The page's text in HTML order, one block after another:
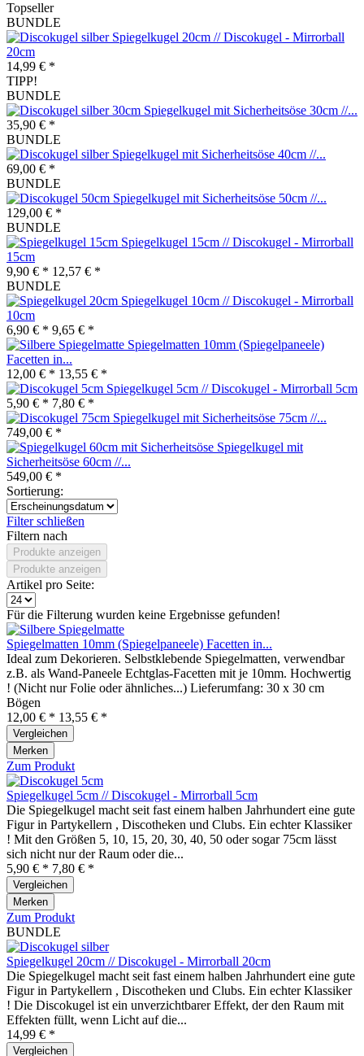
Topseller
BUNDLE
Spiegelkugel 20cm // Discokugel - Mirrorball
20cm
14,99 € *
TIPP!
BUNDLE
Spiegelkugel mit Sicherheitsöse 30cm //...
35,90 € *
BUNDLE
Spiegelkugel mit Sicherheitsöse 40cm //...
69,00 € *
BUNDLE
Spiegelkugel mit Sicherheitsöse 50cm //...
129,00 € *
BUNDLE
Spiegelkugel 15cm // Discokugel - Mirrorball
15cm
9,90 € * 12,57 € *
BUNDLE
Spiegelkugel 10cm // Discokugel - Mirrorball
10cm
6,90 € * 9,65 € *
Spiegelmatten 10mm (Spiegelpaneele)
Facetten in...
12,00 € * 13,55 € *
Spiegelkugel 5cm // Discokugel - Mirrorball 5cm
5,90 € * 7,80 € *
Spiegelkugel mit Sicherheitsöse 75cm //...
749,00 € *
Spiegelkugel mit
Sicherheitsöse 60cm //...
549,00 € *
Sortierung:
Filter schließen
Filtern nach
Produkte anzeigen
Produkte anzeigen
Artikel pro Seite:
Für die Filterung wurden keine Ergebnisse gefunden!
Spiegelmatten 10mm (Spiegelpaneele) Facetten in...
Ideal zum Dekorieren. Selbstklebende Spiegelmatten, verwendbar
z.B. als Wand-Paneele Echtglas-Facetten mit je 10mm. Hochwertig
! (Nicht nur Folie oder ähnliches...) Lieferumfang: 30 x 30 cm
Bögen
12,00 € * 13,55 € *
Vergleichen
Merken
Zum Produkt
Spiegelkugel 5cm // Discokugel - Mirrorball 5cm
Die Spiegelkugel macht seit fast einem halben Jahrhundert eine gute
Figur in Partykellern , Discotheken und Clubs. Ein echter Klassiker
! Mit den Größen 5, 10, 15, 20, 30, 40, 50 oder sogar 75cm lässt
sich nicht nur der Raum oder die...
5,90 € * 7,80 € *
Vergleichen
Merken
Zum Produkt
BUNDLE
Spiegelkugel 20cm // Discokugel - Mirrorball 20cm
Die Spiegelkugel macht seit fast einem halben Jahrhundert eine gute
Figur in Partykellern , Discotheken und Clubs. Ein echter Klassiker
! Die Discokugel ist ein unverzichtbarer Effekt, der den Raum mit
Effekten füllt, wenn Licht auf die...
14,99 € *
Vergleichen